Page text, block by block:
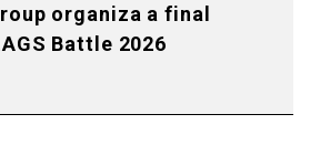
organiza a final
Battle 2026